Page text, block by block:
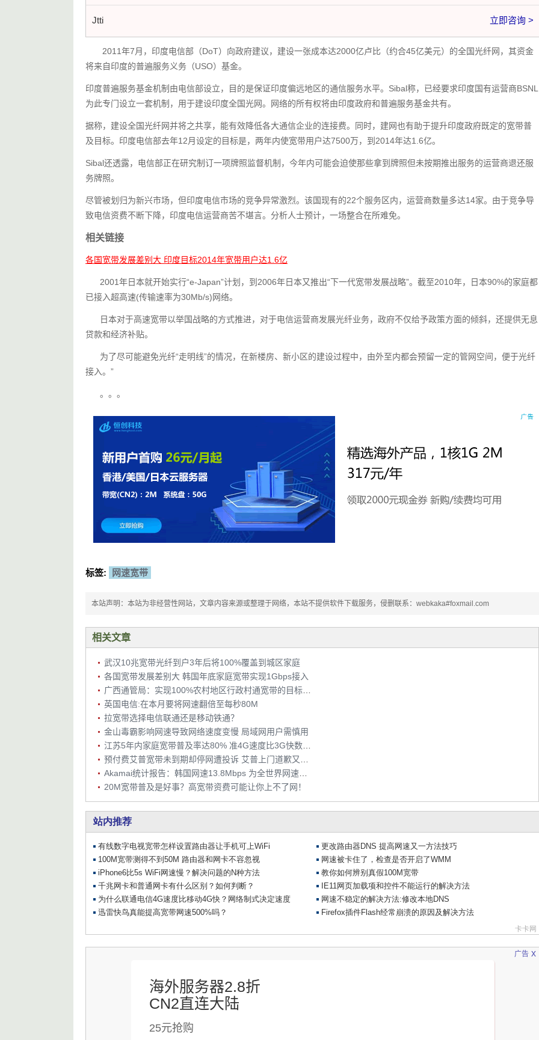
Jtti 立即咨询 >
2011年7月，印度电信部（DoT）向政府建议，建设一张成本达2000亿卢比（约合45亿美元）的全国光纤网，其资金
将来自印度的普遍服务义务（USO）基金。
印度普遍服务基金机制由电信部设立，目的是保证印度偏远地区的通信服务水平。Sibal称，已经要求印度国有运营商BSNL
为此专门设立一套机制，用于建设印度全国光网。网络的所有权将由印度政府和普遍服务基金共有。
据称，建设全国光纤网并将之共享，能有效降低各大通信企业的连接费。同时，建网也有助于提升印度政府既定的宽带普
及目标。印度电信部去年12月设定的目标是，两年内使宽带用户达7500万，到2014年达1.6亿。
Sibal还透露，电信部正在研究制订一项牌照监督机制，今年内可能会迫使那些拿到牌照但未按期推出服务的运营商退还服
务牌照。
尽管被划归为新兴市场，但印度电信市场的竞争异常激烈。该国现有的22个服务区内，运营商数量多达14家。由于竞争导
致电信资费不断下降，印度电信运营商苦不堪言。分析人士预计，一场整合在所难免。
相关链接
各国宽带发展差别大 印度目标2014年宽带用户达1.6亿
2001年日本就开始实行“e-Japan”计划，到2006年日本又推出“下一代宽带发展战略”。截至2010年，日本90%的家庭都
已接入超高速(传输速率为30Mb/s)网络。
日本对于高速宽带以举国战略的方式推进，对于电信运营商发展光纤业务，政府不仅给予政策方面的倾斜，还提供无息
贷款和经济补贴。
为了尽可能避免光纤“走明线”的情况，在新楼房、新小区的建设过程中，由外至内都会预留一定的管网空间，便于光纤
接入。”
。。。
标签: 网速宽带
本站声明：本站为非经营性网站，文章内容来源或整理于网络，本站不提供软件下载服务，侵删联系：webkaka#foxmail.com
相关文章
武汉10兆宽带光纤到户3年后将100%覆盖到城区家庭
各国宽带发展差别大 韩国年底家庭宽带实现1Gbps接入
英国电信:在本月要将网速翻倍至每秒80M
拉宽带选择电信联通还是移动铁通？
金山毒霸影响网速导致网络速度变慢 局域网用户需慎用
20M宽带普及是好事？高宽带资费可能让你上不了网！
广告
海外服务器2.8折
CN2直连大陆
25元抢购
x